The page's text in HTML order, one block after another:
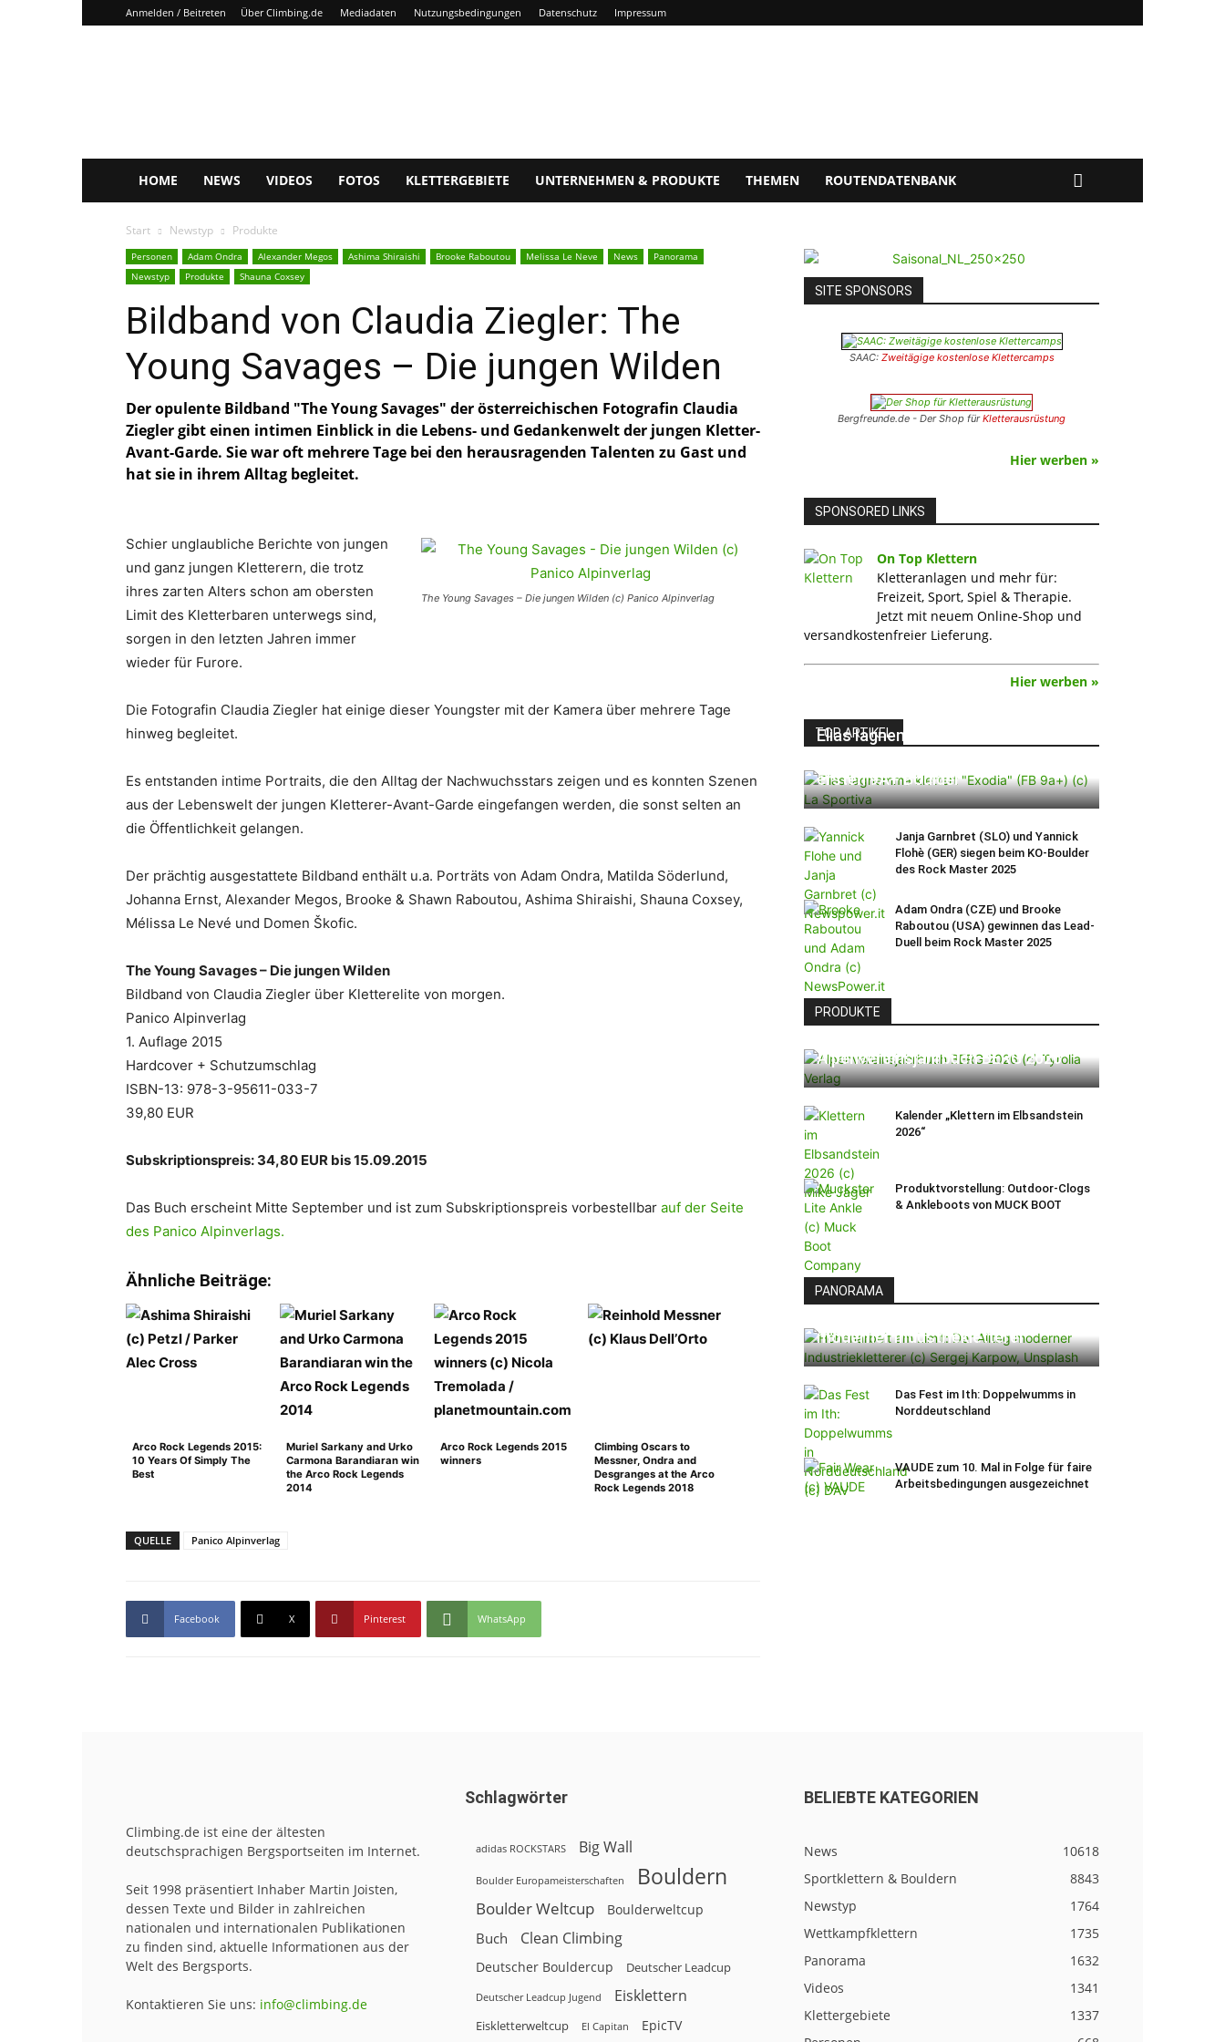
Anmelden / Beitreten Über Climbing.de Mediadaten Nutzungsbedingungen Datenschutz Impressum
HOME NEWS VIDEOS FOTOS KLETTERGEBIETE UNTERNEHMEN & PRODUKTE THEMEN ROUTENDATENBANK
Start Newstyp Produkte
Personen Adam Ondra Alexander Megos Ashima Shiraishi Brooke Raboutou Melissa Le Neve News
Panorama
Newstyp
Produkte Shauna Coxsey
Bildband von Claudia Ziegler: The
Young Savages – Die jungen Wilden
Der opulente Bildband "The Young Savages" der österreichischen Fotografin Claudia
Ziegler gibt einen intimen Einblick in die Lebens- und Gedankenwelt der jungen Kletter-
Avant-Garde. Sie war oft mehrere Tage bei den herausragenden Talenten zu Gast und
hat sie in ihrem Alltag begleitet.
The Young Savages – Die jungen Wilden (c) Panico Alpinverlag
Schier unglaubliche Berichte von jungen
und ganz jungen Kletterern, die trotz
ihres zarten Alters schon am obersten
Limit des Kletterbaren unterwegs sind,
sorgen in den letzten Jahren immer
wieder für Furore.
Die Fotografin Claudia Ziegler hat einige dieser Youngster mit der Kamera über mehrere Tage
hinweg begleitet.
Es entstanden intime Portraits, die den Alltag der Nachwuchsstars zeigen und es konnten Szenen
aus der Lebenswelt der jungen Kletterer-Avant-Garde eingefangen werden, die sonst selten an
die Öffentlichkeit gelangen.
Der prächtig ausgestattete Bildband enthält u.a. Porträts von Adam Ondra, Matilda Söderlund,
Johanna Ernst, Alexander Megos, Brooke & Shawn Raboutou, Ashima Shiraishi, Shauna Coxsey,
Mélissa Le Nevé und Domen Škofic.
The Young Savages – Die jungen Wilden
Bildband von Claudia Ziegler über Kletterelite von morgen.
Panico Alpinverlag
1. Auflage 2015
Hardcover + Schutzumschlag
ISBN-13: 978-3-95611-033-7
39,80 EUR
Subskriptionspreis: 34,80 EUR bis 15.09.2015
Das Buch erscheint Mitte September und ist zum Subskriptionspreis vorbestellbar auf der Seite
des Panico Alpinverlags.
Ähnliche Beiträge:
Arco Rock Legends 2015:
10 Years Of Simply The
Best
Muriel Sarkany and Urko
Carmona Barandiaran win
the Arco Rock Legends
2014
Arco Rock Legends 2015
winners
Climbing Oscars to
Messner, Ondra and
Desgranges at the Arco
Rock Legends 2018
QUELLE Panico Alpinverlag
Facebook X Pinterest WhatsApp
SITE SPONSORS
SAAC: Zweitägige kostenlose Klettercamps
Bergfreunde.de - Der Shop fürKletterausrüstung
Hier werben »
SPONSORED LINKS
On Top Klettern
Kletteranlagen und mehr für:
Freizeit, Sport, Spiel & Therapie.
Jetzt mit neuem Online-Shop und
versandkostenfreier Lieferung.
Hier werben »
TOP ARTIKEL
Elias Iagnemma klettert „Exodia“:
ersten 9A+ Boulder
Janja Garnbret (SLO) und Yannick
Flohè (GER) siegen beim KO-Boulder
des Rock Master 2025
Adam Ondra (CZE) und Brooke
Raboutou (USA) gewinnen das Lead-
Duell beim Rock Master 2025
PRODUKTE
Alpenvereinsjahrbuch BERG 2026
Kalender „Klettern im Elbsandstein
2026“
Produktvorstellung: Outdoor-Clogs
& Ankleboots von MUCK BOOT
PANORAMA
moderner Industriekletterer
Das Fest im Ith: Doppelwumms in
Norddeutschland
VAUDE zum 10. Mal in Folge für faire
Arbeitsbedingungen ausgezeichnet
Climbing.de ist eine der ältesten
deutschsprachigen Bergsportseiten im Internet.
Seit 1998 präsentiert Inhaber Martin Joisten,
dessen Texte und Bilder in zahlreichen
nationalen und internationalen Publikationen
zu finden sind, aktuelle Informationen aus der
Welt des Bergsports.
Kontaktieren Sie uns: info@climbing.de
Schlagwörter
adidas ROCKSTARS Big Wall
Boulder Europameisterschaften Bouldern
Boulder Weltcup Boulderweltcup
Buch Clean Climbing
Deutscher Bouldercup Deutscher Leadcup
Deutscher Leadcup Jugend Eisklettern
Eiskletterweltcup El Capitan EpicTV
BELIEBTE KATEGORIEN
News
10618
Sportklettern & Bouldern
8843
Newstyp
1764
Wettkampfklettern
1735
Panorama
1632
Videos
1341
Klettergebiete
1337